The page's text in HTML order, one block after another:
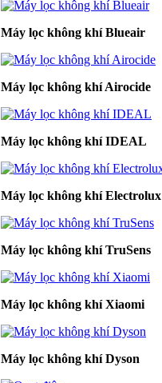
Máy lọc không khí Blueair
Máy lọc không khí Airocide
Máy lọc không khí IDEAL
Máy lọc không khí Electrolux
Máy lọc không khí TruSens
Máy lọc không khí Xiaomi
Máy lọc không khí Dyson